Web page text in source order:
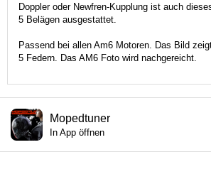
Doppler oder Newfren-Kupplung ist auch
5 Belägen ausgestattet.
Passend bei allen Am6 Motoren. Das Bild
5 Federn. Das AM6 Foto wird nachgereicht.
Mopedtuner
In App öffnen